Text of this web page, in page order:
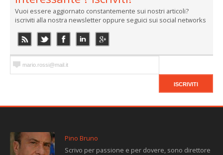
Vuoi essere aggiornato constantemente sui nostri articoli?
iscriviti alla nostra newsletter oppure seguici sui social networks
Pino Bruno
Scrivo per passione e per dovere, sono direttore